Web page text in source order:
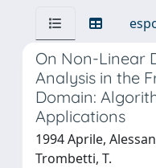
On Non-Linear
Analysis in the
Domain:
Applications
1994 Aprile,
Trombetti, T.